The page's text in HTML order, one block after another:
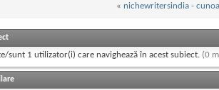
« nichewritersindia -
sunt 1 utilizator(i) care navighează în acest subiect. (0